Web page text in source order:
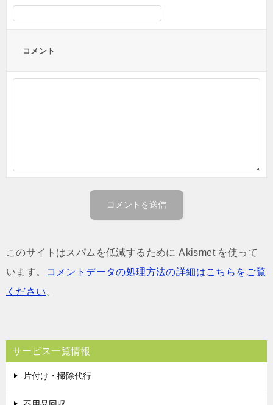
コメント
このサイトはスパムを低減するために Akismet を使って
います。
コメントデータの処理方法の詳細はこちらをご覧
ください 。
サービス一覧情報
片付け・掃除代行